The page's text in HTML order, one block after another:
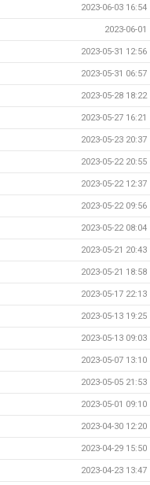
2023-06-03 16:54
2023-06-01
2023-05-31 12:56
2023-05-31 06:57
2023-05-28 18:22
2023-05-27 16:21
2023-05-23 20:37
2023-05-22 20:55
2023-05-22 12:37
2023-05-22 09:56
2023-05-22 08:04
2023-05-21 20:43
2023-05-21 18:58
2023-05-17 22:13
2023-05-13 19:25
2023-05-13 09:03
2023-05-07 13:10
2023-05-05 21:53
2023-05-01 09:10
2023-04-30 12:20
2023-04-29 15:50
2023-04-23 13:47